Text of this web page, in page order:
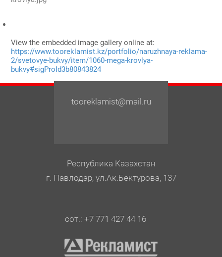
View the embedded image gallery online at:
https://www.tooreklamist.kz/portfolio/naruzhnaya-reklama-
2/svetovye-bukvy/item/1060-mega-krovlya-
bukvy#sigProId3b80843824
tooreklamist@mail.ru
Республика Казахстан
г. Павлодар, ул.Ак.Бектурова, 137
сот.: +7 771 427 44 16